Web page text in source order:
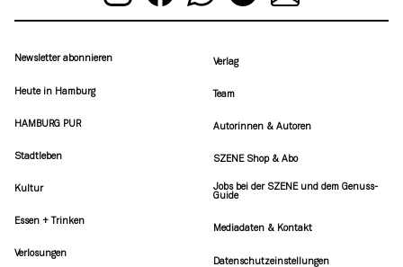
Newsletter abonnieren
Heute in Hamburg
HAMBURG PUR
Stadtleben
Kultur
Essen + Trinken
Verlosungen
Verlag
Team
Autorinnen & Autoren
SZENE Shop & Abo
Jobs bei der SZENE und dem Genuss-
Guide
Mediadaten & Kontakt
Datenschutzeinstellungen